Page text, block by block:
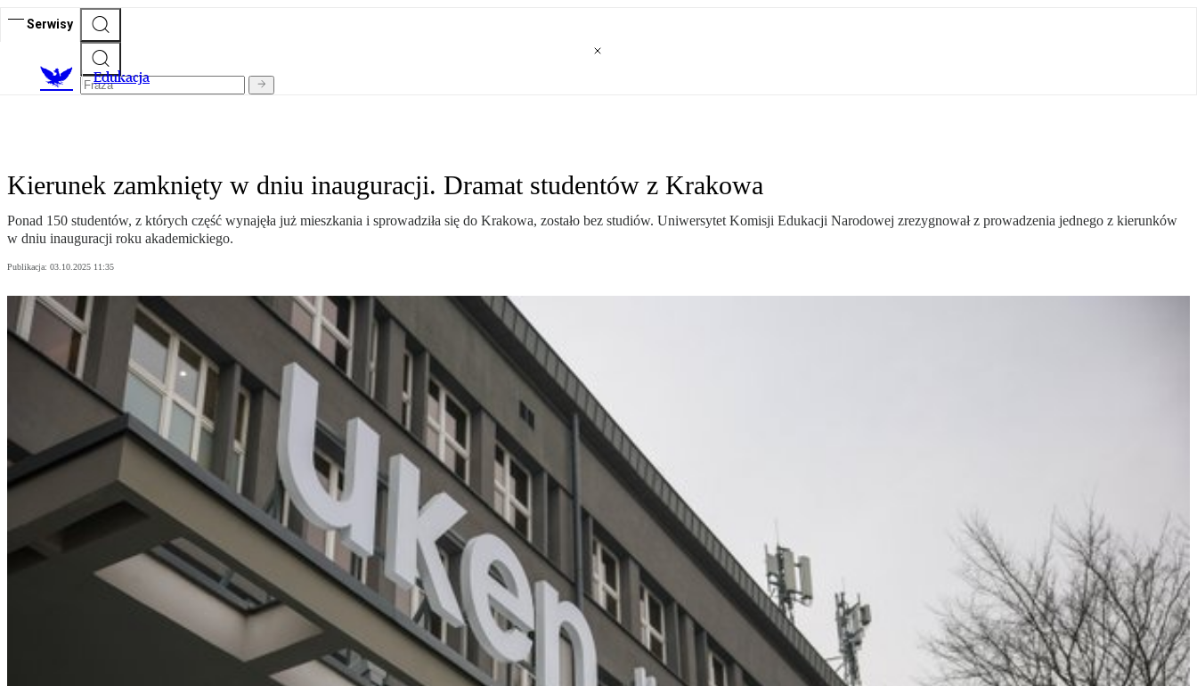
Serwisy
Edukacja
Kierunek zamknięty w dniu inauguracji. Dramat studentów z Krakowa
Ponad 150 studentów, z których część wynajęła już mieszkania i sprowadziła się do Krakowa, zostało bez studiów. Uniwersytet Komisji Edukacji Narodowej zrezygnował z prowadzenia jednego z kierunków
w dniu inauguracji roku akademickiego.
Publikacja: 03.10.2025 11:35